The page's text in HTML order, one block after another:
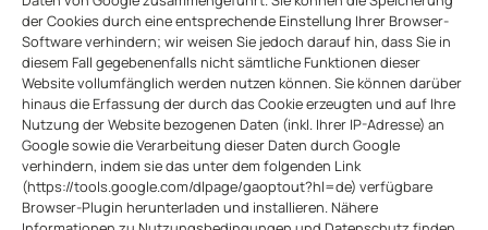
der Cookies durch eine entsprechende Einstellung Ihrer Browser-
Software verhindern; wir weisen Sie jedoch darauf hin, dass Sie in
diesem Fall gegebenenfalls nicht sämtliche Funktionen dieser
Website vollumfänglich werden nutzen können. Sie können darüber
hinaus die Erfassung der durch das Cookie erzeugten und auf Ihre
Nutzung der Website bezogenen Daten (inkl. Ihrer IP-Adresse) an
Google sowie die Verarbeitung dieser Daten durch Google
verhindern, indem sie das unter dem folgenden Link
(https://tools.google.com/dlpage/gaoptout?hl=de) verfügbare
Browser-Plugin herunterladen und installieren. Nähere